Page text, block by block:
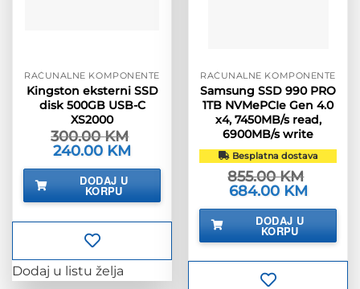
RAČUNALNE KOMPONENTE
Kingston eksterni SSD
disk 500GB USB-C
XS2000
300.00KM
Izvorna
cijena
bila
300.00 KM.
240.00 KM
je:
DODAJ U
KORPU
Dodaj u listu želja
RAČUNALNE KOMPONENTE
Samsung SSD 990 PRO
1TB NVMePCIe Gen 4.0
x4, 7450MB/s read,
6900MB/s write
Besplatna dostava
855.00KM
Izvorna
cijena
bila
855.00 KM.
684.00 KM
je:
DODAJ U
KORPU